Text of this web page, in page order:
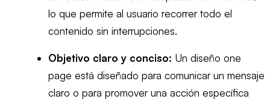
lo que permite al usuario recorrer todo el
contenido sin interrupciones.
Objetivo claro y conciso: Un diseño one
page está diseñado para comunicar un mensaje
claro o para promover una acción específica